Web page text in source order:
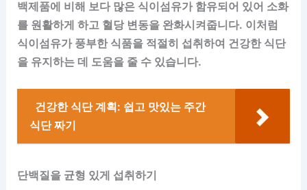
백제품에 비해 보다 많은 식이섬유가 함유되어 있어 소화
를 원활하게 하고 혈당 변동을 완화시켜줍니다. 이처럼
식이섬유가 풍부한 식품을 적절히 섭취하여 건강한 식단
을 유지하는 데 도움을 줄 수 있습니다.
건강한 식단 계획: 쉽고 맛있는 주간
식단 짜기
단백질을 균형 있게 섭취하기